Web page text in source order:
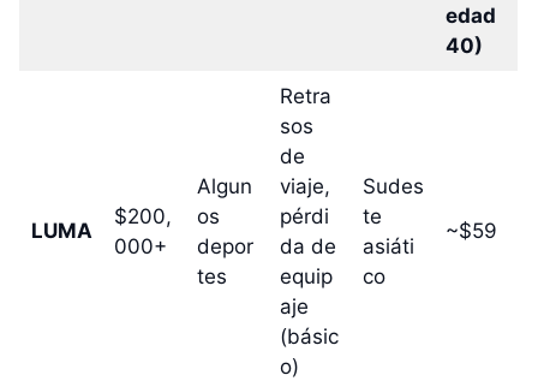
edad
40)
LUMA
$200,
000+
Algun
os
depor
tes
Retra
sos
de
viaje,
pérdi
da de
equip
aje
(básic
o)
Sudes
te
asiáti
co
~$59